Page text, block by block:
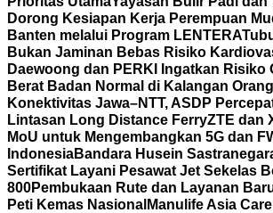
Dorong Kesiapan Kerja Perempuan
Banten melalui Program LENTERA
Bukan Jaminan Bebas Risiko
Daewoong dan PERKI Ingatkan Risiko
Berat Badan Normal di Kalangan
Konektivitas Jawa–NTT, ASDP
Lintasan Long Distance FerryZTE dan
MoU untuk Mengembangkan 5G dan
IndonesiaBandara Husein
Sertifikat Layani Pesawat Jet Sekelas
800Pembukaan Rute dan Layanan
Peti Kemas Nasional Manulife Asia